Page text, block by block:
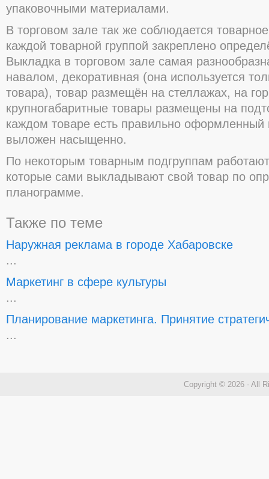
упаковочными материалами.
В торговом зале так же соблюдается
каждой товарной группой закреплено
Выкладка в торговом зале самая
навалом, декоративная (она используется
товара), товар размещён на стеллажах, на
крупногабаритные товары размещены на
каждом товаре есть правильно оформленный
выложен насыщенно.
По некоторым товарным подгруппам
которые сами выкладывают свой товар по
планограмме.
Также по теме
Наружная реклама в городе Хабаровске
...
Маркетинг в сфере культуры
...
Планирование маркетинга. Принятие
...
Copyright © 2026 - All